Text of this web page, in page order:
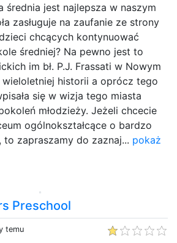
średnia jest najlepsza w naszym
zasługuje na zaufanie ze strony
chcących kontynuować
średniej? Na pewno jest to
im bł. P.J. Frassati w Nowym
wieloletniej historii a oprócz tego
się w wizja tego miasta
młodzieży. Jeżeli chcecie
ogólnokształcące o bardzo
zapraszamy do zaznaj... pokaż
Preschool
temu